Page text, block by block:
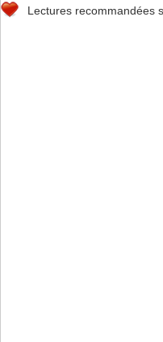
Lectures recommandées